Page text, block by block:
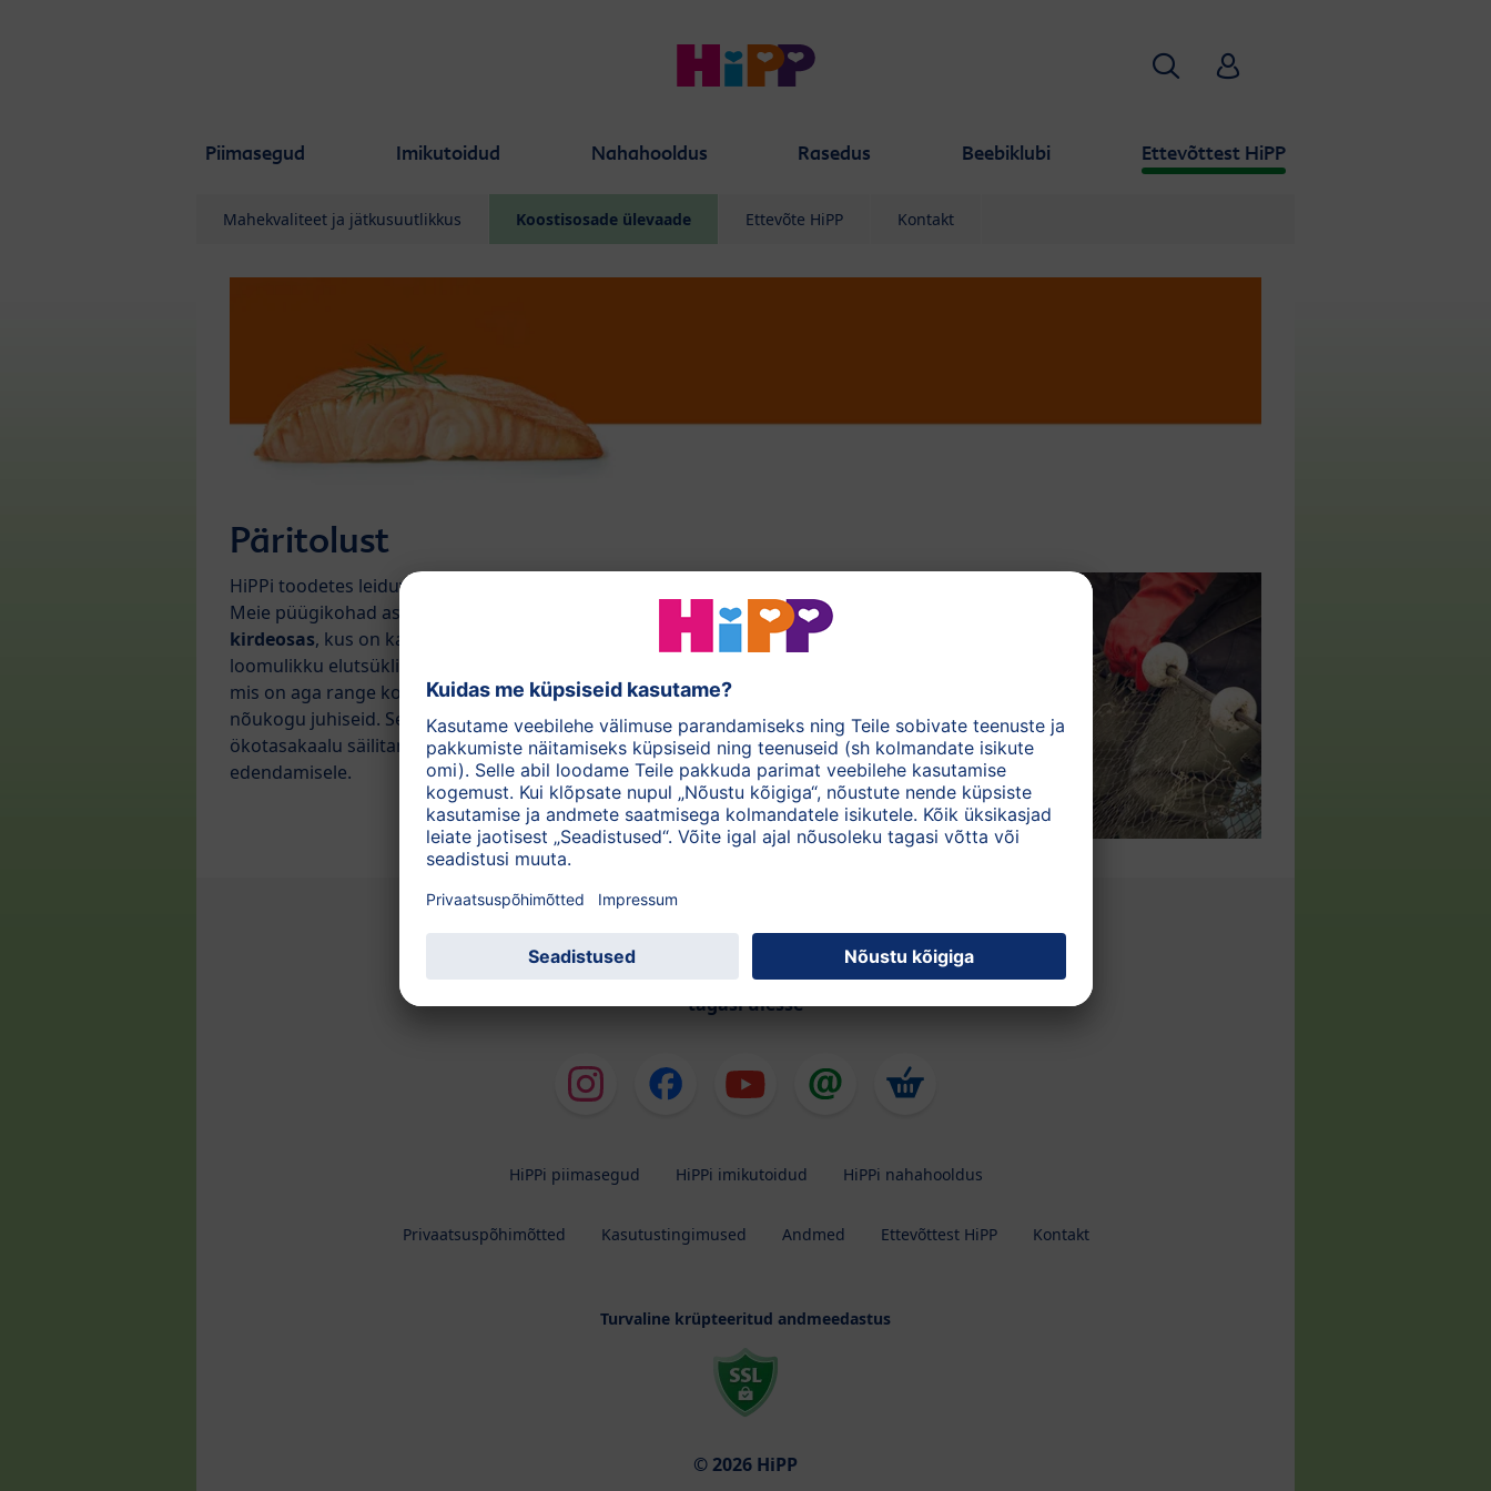
Piimasegud Imikutoidud Nahahooldus Rasedus Beebiklubi Ettevõttest HiPP
Otsi HiPP Babyclub
Mahekvaliteet ja jätkusuutlikkus Koostisosade ülevaade Ettevõte HiPP Kontakt
Päritolust
HiPPi toodetes leiduv kala püütakse peamiselt avamerelt.
Meie püügikohad asuvad
kirdeosas, kus on kalade looduslikud elupaigad. Nende
loomulikku elutsüklisse sekkutaksegi vaid kalapüügi näol,
mis on aga range kontrolli all ja järgib merehoolduse
nõukogu juhiseid. Seega aitab HiPP kaasa ookeanite
ökotasakaalu säilitamist soodustava kalapüügi
edendamisele.
tagasi ülesse
HiPPi piimasegud HiPPi imikutoidud HiPPi nahahooldus
Privaatsuspõhimõtted Kasutustingimused Andmed Ettevõttest HiPP Kontakt
Turvaline krüpteeritud andmeedastus
© 2026 HiPP